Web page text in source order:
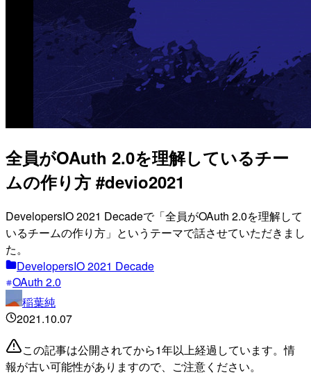
全員がOAuth 2.0を理解しているチー
ムの作り方 #devio2021
DevelopersIO 2021 Decadeで「全員がOAuth 2.0を理解して
いるチームの作り方」というテーマで話させていただきまし
た。
DevelopersIO 2021 Decade
OAuth 2.0
稲葉純
2021.10.07
この記事は公開されてから1年以上経過しています。情
報が古い可能性がありますので、ご注意ください。